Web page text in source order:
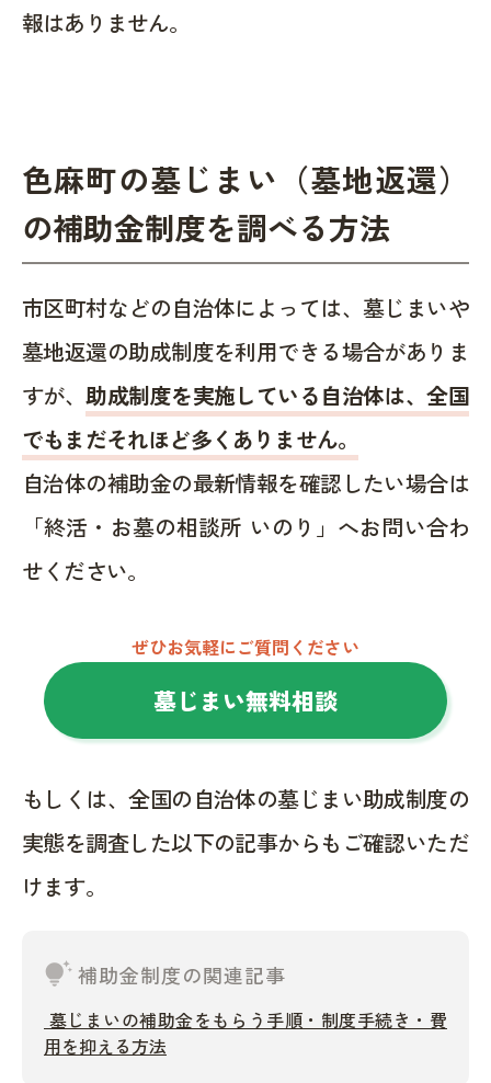
報はありません。
色麻町の墓じまい（墓地返還）
の補助金制度を調べる方法
市区町村などの自治体によっては、墓じまいや
墓地返還の助成制度を利用できる場合がありま
すが、助成制度を実施している自治体は、全国
でもまだそれほど多くありません。
自治体の補助金の最新情報を確認したい場合は
「終活・お墓の相談所 いのり」へお問い合わ
せください。
ぜひお気軽にご質問ください
墓じまい無料相談
もしくは、全国の自治体の墓じまい助成制度の
実態を調査した以下の記事からもご確認いただ
けます。
tips_and_updates補助金制度の関連記事
墓じまいの補助金をもらう手順・制度手続き・費
用を抑える方法